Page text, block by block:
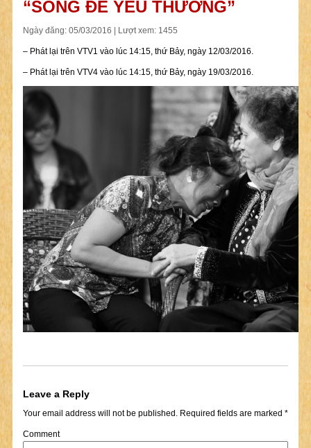
“SỐNG ĐỂ YÊU THƯƠNG”
Ngày đăng: 05/03/2016 | Lượt xem: 1455
– Phát lại trên VTV1 vào lúc 14:15, thứ Bảy, ngày 12/03/2016.
– Phát lại trên VTV4 vào lúc 14:15, thứ Bảy, ngày 19/03/2016.
Leave a Reply
Your email address will not be published.Required fields are marked *
Comment